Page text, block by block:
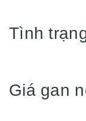
Tình
Giá gan